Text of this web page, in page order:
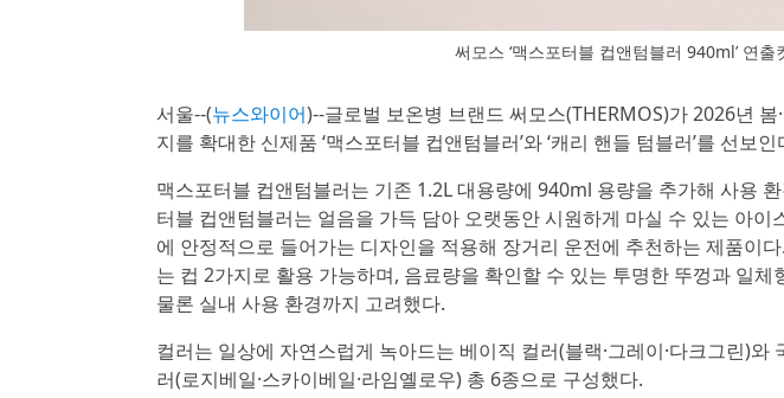
써모스 ‘맥스포터블 컵앤텀블러 940ml’ 연출
서울--(뉴스와이어)--글로벌 보온병 브랜드 써모스(THERMOS)가 2026년
지를 확대한 신제품 ‘맥스포터블 컵앤텀블러’와 ‘캐리 핸들 텀블러’를 선보
맥스포터블 컵앤텀블러는 기존 1.2L 대용량에 940ml 용량을 추가해 사용
터블 컵앤텀블러는 얼음을 가득 담아 오랫동안 시원하게 마실 수 있는 아이
에 안정적으로 들어가는 디자인을 적용해 장거리 운전에 추천하는 제품이
는 컵 2가지로 활용 가능하며, 음료량을 확인할 수 있는 투명한 뚜껑과 일체
물론 실내 사용 환경까지 고려했다.
컬러는 일상에 자연스럽게 녹아드는 베이직 컬러(블랙·그레이·다크그린)와
러(로지베일·스카이베일·라임옐로우) 총 6종으로 구성했다.